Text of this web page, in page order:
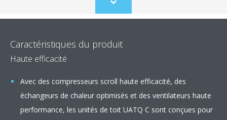
Scroll
to
Caractéristiques du produit
Haute efficacité
Avec des compresseurs scroll haute efficacité, des
échangeurs de chaleur optimisés et des ventilateurs haute
performance, les unités de toit UATQ C sont conçues pour